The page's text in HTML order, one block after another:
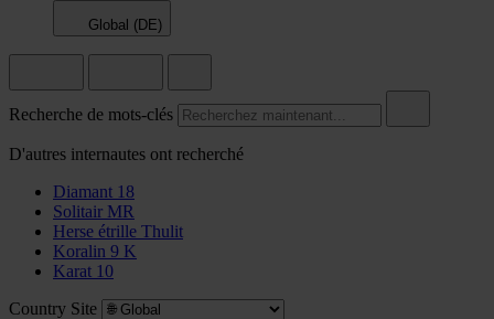
Global (DE)
Recherche de mots-clés
D'autres internautes ont recherché
Diamant 18
Solitair MR
Herse étrille Thulit
Koralin 9 K
Karat 10
Country Site